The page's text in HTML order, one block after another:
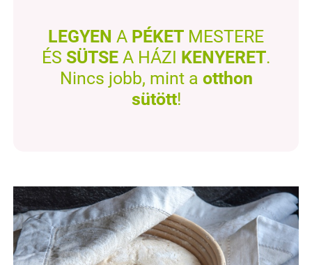
LEGYEN A PÉKET MESTERE
ÉS SÜTSEA HÁZI KENYERET.
Nincs jobb, mint a otthon
sütött!